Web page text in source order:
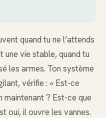
quand tu ne l’attends
une vie stable, quand tu
les armes. Ton système
vérifie : « Est-ce
maintenant ? Est-ce que
oui, il ouvre les vannes.